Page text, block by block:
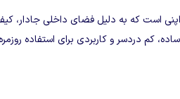
است که به‌ دلیل فضای داخلی جادار،
کم‌ دردسر و کاربردی برای استفاده